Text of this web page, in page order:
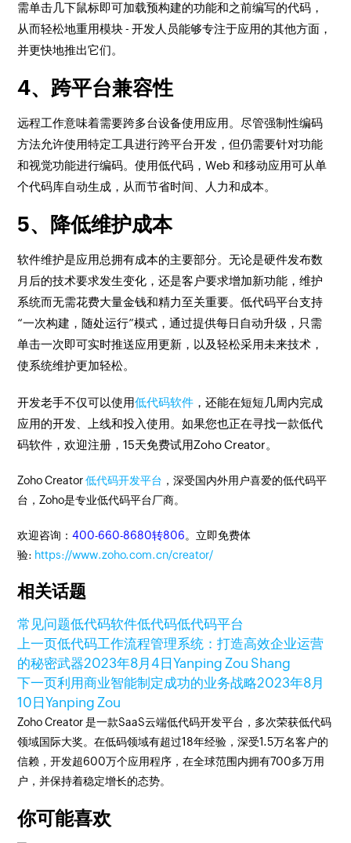
需单击几下鼠标即可加载预构建的功能和之前编写的代码，
从而轻松地重用模块 - 开发人员能够专注于应用的其他方面，
并更快地推出它们。
4、跨平台兼容性
远程工作意味着需要跨多台设备使用应用。尽管强制性编码
方法允许使用特定工具进行跨平台开发，但仍需要针对功能
和视觉功能进行编码。使用低代码，Web 和移动应用可从单
个代码库自动生成，从而节省时间、人力和成本。
5、降低维护成本
软件维护是应用总拥有成本的主要部分。无论是硬件发布数
月后的技术要求发生变化，还是客户要求增加新功能，维护
系统而无需花费大量金钱和精力至关重要。低代码平台支持
“一次构建，随处运行”模式，通过提供每日自动升级，只需
单击一次即可实时推送应用更新，以及轻松采用未来技术，
使系统维护更加轻松。
开发老手不仅可以使用低代码软件 ，还能在短短几周内完成
应用的开发、上线和投入使用。如果您也正在寻找一款低代
码软件，欢迎注册，15天免费试用Zoho Creator。
Zoho Creator低代码开发平台 ，深受国内外用户喜爱的低代码平
台，Zoho是专业低代码平台厂商。
欢迎咨询：400-660-8680转806。立即免费体
验: https://www.zoho.com.cn/creator/
相关话题
常见问题低代码软件低代码低代码平台
上一页低代码工作流程管理系统：打造高效企业运营
的秘密武器2023年8月4日Yanping Zou Shang
下一页利用商业智能制定成功的业务战略2023年8月
10日Yanping Zou
Zoho Creator 是一款SaaS云端低代码开发平台，多次荣获低代码
领域国际大奖。在低码领域有超过18年经验，深受1.5万名客户的
信赖，开发超600万个应用程序，在全球范围内拥有700多万用
户，并保持着稳定增长的态势。
你可能喜欢